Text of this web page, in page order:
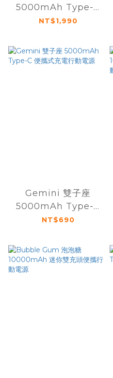
5000mAh Type-C
便攜式2入充電組+充
NT$1,990
Gemini 雙子座
5000mAh Type-C
便攜式充電行動電源
NT$690